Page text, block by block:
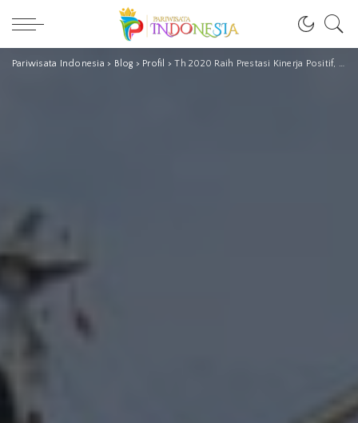
Pariwisata Indonesia > Blog > Profil >Th 2020 Raih Prestasi Kinerja Positif, Pelindo 1 : Simbolik Pelepasan Kapal MV Meratus